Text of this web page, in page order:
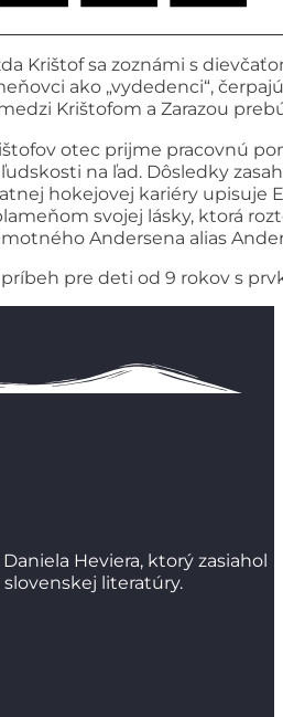
Krištof sa zoznámi s
ako „vydedenci“,
Krištofom a Zarazou
otec prijme pracovnú
na ľad. Dôsledky
hokejovej kariéry upisuje
svojej lásky, ktorá
Andersena alias
pre deti od 9 rokov s
Heviera, ktorý zasiahol
literatúry.